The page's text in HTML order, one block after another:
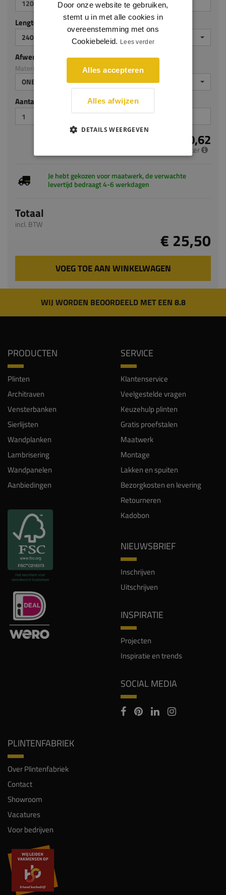
Lengte (mm)
2400
Afwerking
Materiaal: Grenen
ONBEHANDELD
Aantal stuks
€ 10,62
per meter
Je hebt gekozen voor maatwerk, de verwachte
levertijd bedraagt 4-6 werkdagen
Totaal
incl. BTW
€ 25,50
VOEG TOE AAN WINKELWAGEN
WIJ WORDEN BEOORDEELD MET EEN 8.8
PRODUCTEN
Plinten
Architraven
Vensterbanken
Sierlijsten
Wandplanken
Lambrisering
Wandpanelen
Aanbiedingen
SERVICE
Klantenservice
Veelgestelde vragen
Keuzehulp plinten
Gratis proefstalen
Maatwerk
Montage
Lakken en spuiten
Bezorgkosten en levering
Retourneren
Kadobon
NIEUWSBRIEF
Inschrijven
Uitschrijven
INSPIRATIE
Projecten
Inspiratie en trends
SOCIAL MEDIA
PLINTENFABRIEK
Over Plintenfabriek
Contact
Showroom
Vacatures
Voor bedrijven
Door onze website te gebruiken,
stemt u in met alle cookies in
overeenstemming met ons
Cookiebeleid. Lees verder
Alles accepteren
Alles afwijzen
DETAILS WEERGEVEN